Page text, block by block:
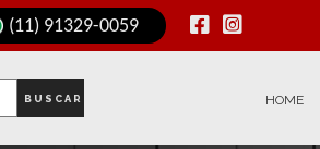
(11) 91329-0059
BUSCAR HOME